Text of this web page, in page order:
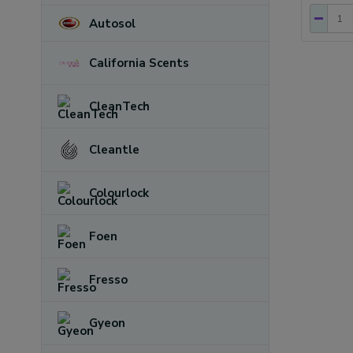
Autosol
California Scents
CleanTech
Cleantle
Colourlock
Foen
Fresso
Gyeon